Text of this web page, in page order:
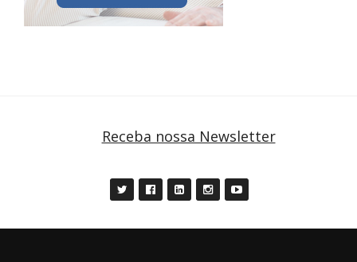
Receba nossa Newsletter